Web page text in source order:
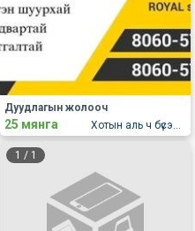
Хотын аль ч бүсэд хүрч үйлчилнэ
Дуудлагын жолооч
25 мянга
1 / 1